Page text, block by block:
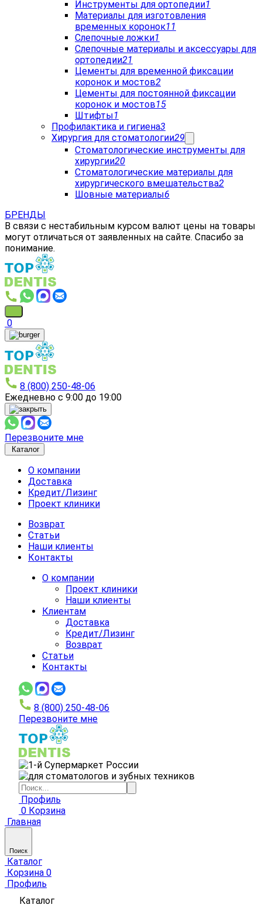
Инструменты для ортопедии1
Материалы для изготовления
временных коронок11
Слепочные ложки1
Слепочные материалы и аксессуары для
ортопедии21
Цементы для временной фиксации
коронок и мостов2
Цементы для постоянной фиксации
коронок и мостов15
Штифты1
Профилактика и гигиена3
Хирургия для стоматологии29
Стоматологические инструменты для
хирургии20
Стоматологические материалы для
хирургического вмешательства2
Шовные материалы6
БРЕНДЫ
В связи с нестабильным курсом валют цены на товары
могут отличаться от заявленных на сайте. Спасибо за
понимание.
0
8 (800) 250-48-06
Ежедневно с 9:00 до 19:00
Перезвоните мне
Каталог
О компании
Доставка
Кредит/Лизинг
Проект клиники
Возврат
Статьи
Наши клиенты
Контакты
О компании
Проект клиники
Наши клиенты
Клиентам
Доставка
Кредит/Лизинг
Возврат
Статьи
Контакты
8 (800) 250-48-06
Перезвоните мне
Профиль
0 Корзина
Главная
Поиск
Каталог
Корзина 0
Профиль
Каталог